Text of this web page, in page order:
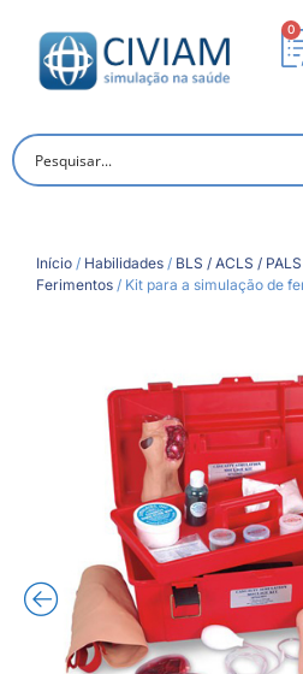
0
Início / Habilidades / BLS / ACLS /
Ferimentos / Kit para a simulação de